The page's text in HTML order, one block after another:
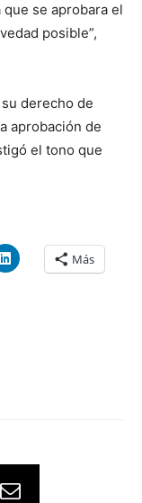
se aprobara el
posible”,
derecho de
aprobación de
el tono que
Más